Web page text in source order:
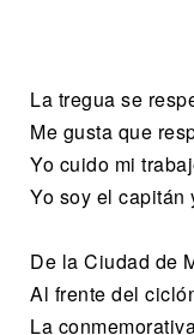
La tregua se
Me gusta que
Yo cuido mi
Yo soy el capitán
De la Ciudad de
Al frente del
La